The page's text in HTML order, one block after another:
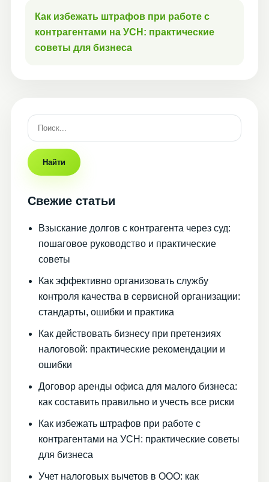
Как избежать штрафов при работе с
контрагентами на УСН: практические
советы для бизнеса
Найти
Свежие статьи
Взыскание долгов с контрагента через суд:
пошаговое руководство и практические
советы
Как эффективно организовать службу
контроля качества в сервисной организации:
стандарты, ошибки и практика
Как действовать бизнесу при претензиях
налоговой: практические рекомендации и
ошибки
Договор аренды офиса для малого бизнеса:
как составить правильно и учесть все риски
Как избежать штрафов при работе с
контрагентами на УСН: практические советы
для бизнеса
Учет налоговых вычетов в ООО: как